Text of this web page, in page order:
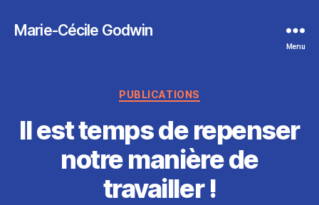
Marie-Cécile Godwin
Menu
Catégories
PUBLICATIONS
Il est temps de repenser
notre manière de
travailler !